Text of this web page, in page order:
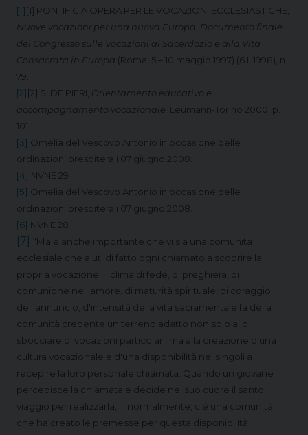
[1][1] PONTIFICIA OPERA PER LE VOCAZIONI ECCLESIASTICHE,
Nuove vocazioni per una nuova Europa. Documento finale
del Congresso sulle Vocazioni al Sacerdozio e alla Vita
Consacrata in Europa (Roma, 5 – 10 maggio 1997) (6.I. 1998), n.
79.
[2][2] S. DE PIERI, Orientamento educativo e
accompagnamento vocazionale, Leumann-Torino 2000, p.
101.
[3] Omelia del Vescovo Antonio in occasione delle
ordinazioni presbiterali 07 giugno 2008.
[4] NVNE 29
[5] Omelia del Vescovo Antonio in occasione delle
ordinazioni presbiterali 07 giugno 2008.
[6] NVNE 28
[7]
“Ma è anche importante che vi sia una comunità
ecclesiale che aiuti di fatto ogni chiamato a scoprire la
propria vocazione. Il clima di fede, di preghiera, di
comunione nell'amore, di maturità spirituale, di coraggio
dell'annuncio, d'intensità della vita sacramentale fa della
comunità credente un terreno adatto non solo allo
sbocciare di vocazioni particolari, ma alla creazione d'una
cultura vocazionale e d'una disponibilità nei singoli a
recepire la loro personale chiamata. Quando un giovane
percepisce la chiamata e decide nel suo cuore il santo
viaggio per realizzarla, lì, normalmente, c'è una comunità
che ha creato le premesse per questa disponibilità